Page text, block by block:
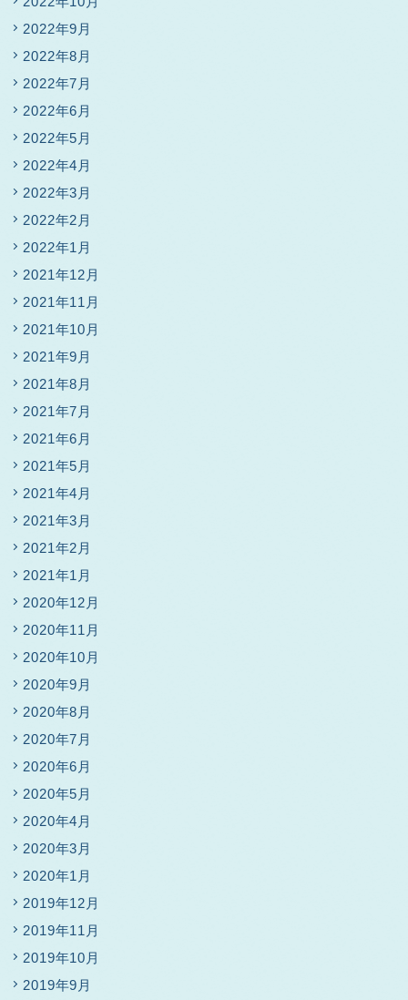
2022年9月
2022年8月
2022年7月
2022年6月
2022年5月
2022年4月
2022年3月
2022年2月
2022年1月
2021年12月
2021年11月
2021年10月
2021年9月
2021年8月
2021年7月
2021年6月
2021年5月
2021年4月
2021年3月
2021年2月
2021年1月
2020年12月
2020年11月
2020年10月
2020年9月
2020年8月
2020年7月
2020年6月
2020年5月
2020年4月
2020年3月
2020年1月
2019年12月
2019年11月
2019年10月
2019年9月